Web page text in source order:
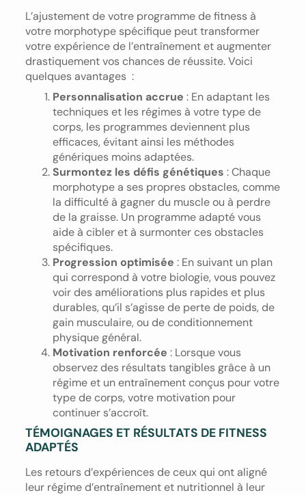
L’ajustement de votre programme de fitness à
votre morphotype spécifique peut transformer
votre expérience de l’entraînement et augmenter
drastiquement vos chances de réussite. Voici
quelques avantages :
Personnalisation accrue : En adaptant les
techniques et les régimes à votre type de
corps, les programmes deviennent plus
efficaces, évitant ainsi les méthodes
génériques moins adaptées.
Surmontez les défis génétiques : Chaque
morphotype a ses propres obstacles, comme
la difficulté à gagner du muscle ou à perdre
de la graisse. Un programme adapté vous
aide à cibler et à surmonter ces obstacles
spécifiques.
Progression optimisée : En suivant un plan
qui correspond à votre biologie, vous pouvez
voir des améliorations plus rapides et plus
durables, qu’il s’agisse de perte de poids, de
gain musculaire, ou de conditionnement
physique général.
Motivation renforcée : Lorsque vous
observez des résultats tangibles grâce à un
régime et un entraînement conçus pour votre
type de corps, votre motivation pour
continuer s’accroît.
TÉMOIGNAGES ET RÉSULTATS DE FITNESS
ADAPTÉS
Les retours d’expériences de ceux qui ont aligné
leur régime d’entraînement et nutritionnel à leur